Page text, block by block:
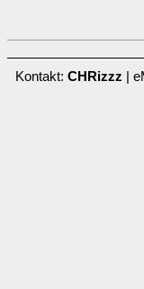
Kontakt: CHRizzz |